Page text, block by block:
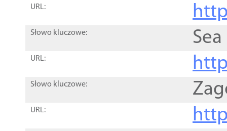
URL:
Słowo kluczowe:
URL:
Słowo kluczowe:
URL: